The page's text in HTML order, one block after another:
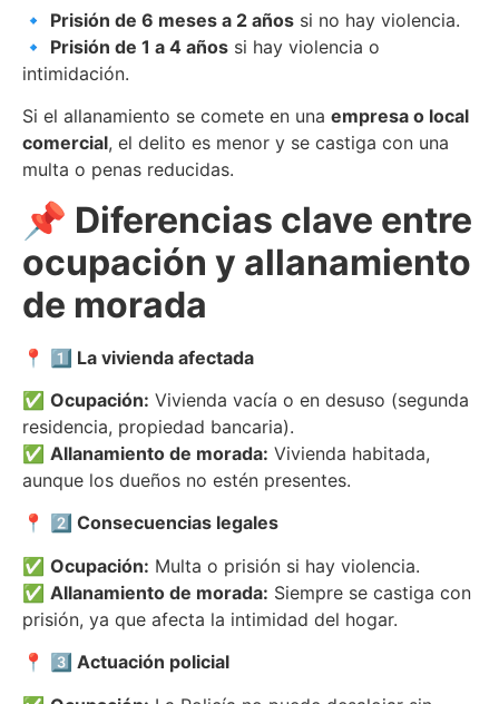
🔹 Prisión de 6 meses a 2 años si no hay violencia.
🔹 Prisión de 1 a 4 años si hay violencia o
intimidación.
Si el allanamiento se comete en una empresa o local
comercial, el delito es menor y se castiga con una
multa o penas reducidas.
📌 Diferencias clave entre
ocupación y allanamiento
de morada
📍 1️⃣ La vivienda afectada
✅ Ocupación: Vivienda vacía o en desuso (segunda
residencia, propiedad bancaria).
✅ Allanamiento de morada: Vivienda habitada,
aunque los dueños no estén presentes.
📍
2️⃣ Consecuencias legales
✅ Ocupación: Multa o prisión si hay violencia.
✅ Allanamiento de morada: Siempre se castiga con
prisión, ya que afecta la intimidad del hogar.
📍
3️⃣ Actuación policial